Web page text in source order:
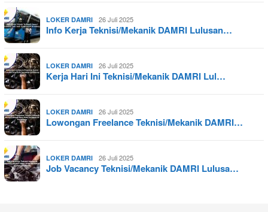
LOKER DAMRI 26 Juli 2025
Info Kerja Teknisi/Mekanik DAMRI Lulusan…
LOKER DAMRI 26 Juli 2025
Kerja Hari Ini Teknisi/Mekanik DAMRI Lul…
LOKER DAMRI 26 Juli 2025
Lowongan Freelance Teknisi/Mekanik DAMRI…
LOKER DAMRI 26 Juli 2025
Job Vacancy Teknisi/Mekanik DAMRI Lulusa…